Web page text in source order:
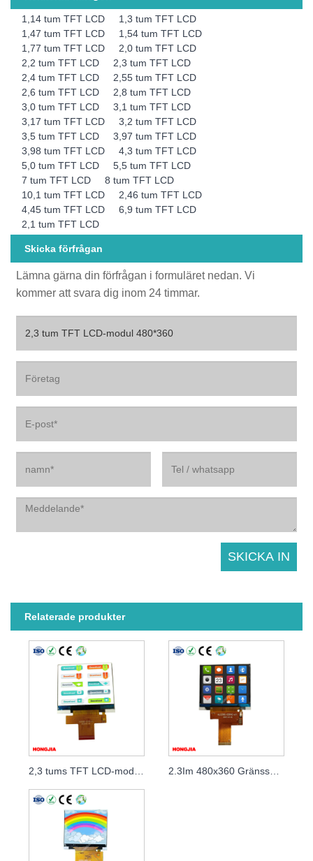
1,14 tum TFT LCD
1,3 tum TFT LCD
1,47 tum TFT LCD
1,54 tum TFT LCD
1,77 tum TFT LCD
2,0 tum TFT LCD
2,2 tum TFT LCD
2,3 tum TFT LCD
2,4 tum TFT LCD
2,55 tum TFT LCD
2,6 tum TFT LCD
2,8 tum TFT LCD
3,0 tum TFT LCD
3,1 tum TFT LCD
3,17 tum TFT LCD
3,2 tum TFT LCD
3,5 tum TFT LCD
3,97 tum TFT LCD
3,98 tum TFT LCD
4,3 tum TFT LCD
5,0 tum TFT LCD
5,5 tum TFT LCD
7 tum TFT LCD
8 tum TFT LCD
10,1 tum TFT LCD
2,46 tum TFT LCD
4,45 tum TFT LCD
6,9 tum TFT LCD
2,1 tum TFT LCD
Skicka förfrågan
Lämna gärna din förfrågan i formuläret nedan. Vi
kommer att svara dig inom 24 timmar.
Relaterade produkter